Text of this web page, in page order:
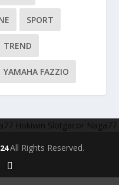
SPORT
TREND
YAMAHA FAZZIO
Hokiwin Slotgacor Naga77
All Rights Reserved.